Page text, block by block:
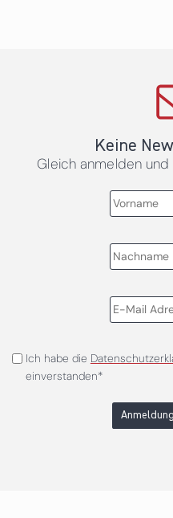
Keine
Gleich anmelden
Ich habe die
einverstanden*